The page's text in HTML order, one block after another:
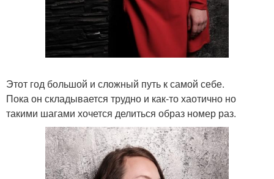
Этот год большой и сложный путь к самой себе.
Пока он складывается трудно и как-то хаотично но
такими шагами хочется делиться образ номер раз.